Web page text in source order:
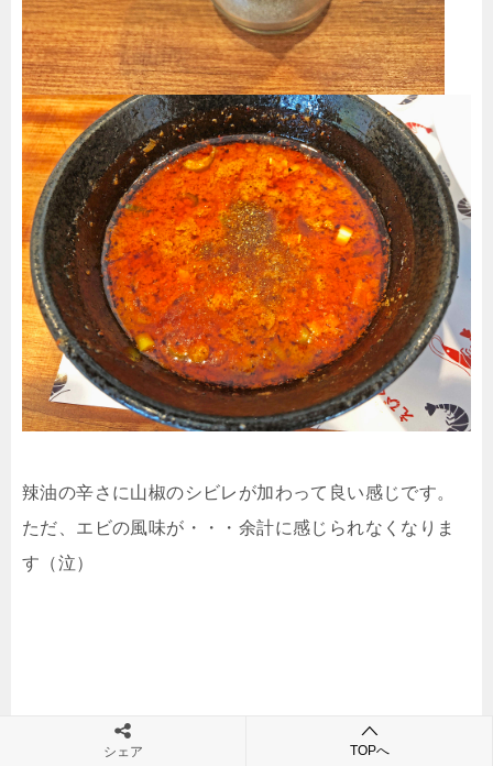
辣油の辛さに山椒のシビレが加わって良い感じです。
ただ、エビの風味が・・・余計に感じられなくなりま
す（泣）
シェア TOPへ